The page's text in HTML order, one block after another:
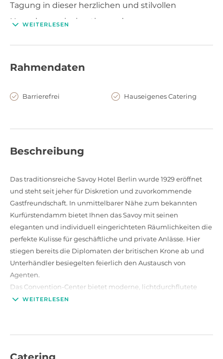
Tagung in dieser herzlichen und stilvollen
Umgebung einzigartig werden.
WEITERLESEN
Rahmendaten
Barrierefrei Hauseigenes Catering
Beschreibung
Das traditionsreiche Savoy Hotel Berlin wurde 1929 eröffnet
und steht seit jeher für Diskretion und zuvorkommende
Gastfreundschaft. In unmittelbarer Nähe zum bekannten
Kurfürstendamm bietet Ihnen das Savoy mit seinen
eleganten und individuell eingerichteten Räumlichkeiten die
perfekte Kulisse für geschäftliche und private Anlässe. Hier
stiegen bereits die Diplomaten der britischen Krone ab und
Unterhändler besiegelten feierlich den Austausch von
Agenten.
Das Convention-Center bietet moderne, lichtdurchflutete
Räume inklusive umlaufender Terrasse über den Dächern
erfolgreiche Veranstaltung. Ob Tagung, Produktpräsentation,
WEITERLESEN